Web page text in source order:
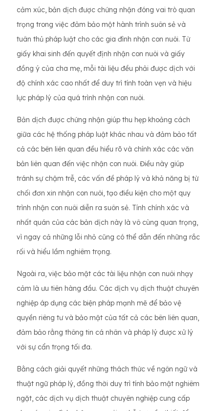
cảm xúc, bản dịch được chứng nhận đóng vai trò quan
trọng trong việc đảm bảo một hành trình suôn sẻ và
tuân thủ pháp luật cho các gia đình nhận con nuôi. Từ
giấy khai sinh đến quyết định nhận con nuôi và giấy
đồng ý của cha mẹ, mỗi tài liệu đều phải được dịch với
độ chính xác cao nhất để duy trì tính toàn vẹn và hiệu
lực pháp lý của quá trình nhận con nuôi.
Bản dịch được chứng nhận giúp thu hẹp khoảng cách
giữa các hệ thống pháp luật khác nhau và đảm bảo tất
cả các bên liên quan đều hiểu rõ và chính xác các văn
bản liên quan đến việc nhận con nuôi. Điều này giúp
tránh sự chậm trễ, các vấn đề pháp lý và khả năng bị từ
chối đơn xin nhận con nuôi, tạo điều kiện cho một quy
trình nhận con nuôi diễn ra suôn sẻ. Tính chính xác và
nhất quán của các bản dịch này là vô cùng quan trọng,
vì ngay cả những lỗi nhỏ cũng có thể dẫn đến những rắc
rối và hiểu lầm nghiêm trọng.
Ngoài ra, việc bảo mật các tài liệu nhận con nuôi nhạy
cảm là ưu tiên hàng đầu. Các dịch vụ dịch thuật chuyên
nghiệp áp dụng các biện pháp mạnh mẽ để bảo vệ
quyền riêng tư và bảo mật của tất cả các bên liên quan,
đảm bảo rằng thông tin cá nhân và pháp lý được xử lý
với sự cẩn trọng tối đa.
Bằng cách giải quyết những thách thức về ngôn ngữ và
thuật ngữ pháp lý, đồng thời duy trì tính bảo mật nghiêm
ngặt, các dịch vụ dịch thuật chuyên nghiệp cung cấp